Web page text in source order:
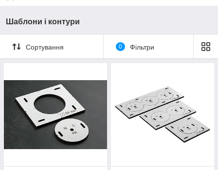
Шаблони і контури
Сортування 0 Фільтри